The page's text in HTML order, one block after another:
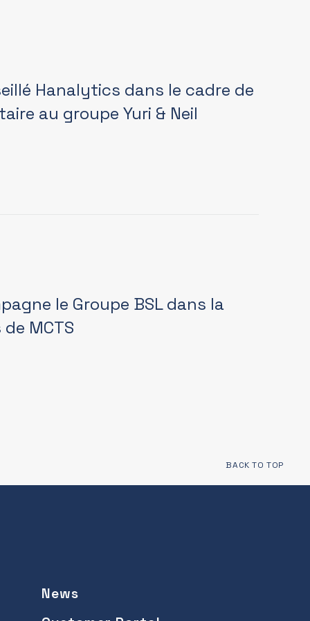
Hanalytics dans le cadre de
au groupe Yuri & Neil
le Groupe BSL dans la
MCTS
BACK TO TOP
News